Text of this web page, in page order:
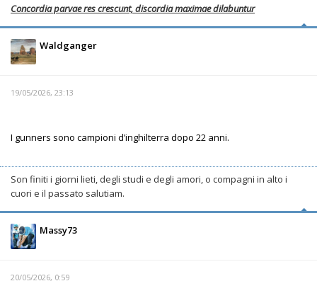
Concordia parvae res crescunt, discordia maximae dilabuntur
Waldganger
19/05/2026, 23:13
I gunners sono campioni d’inghilterra dopo 22 anni.
Son finiti i giorni lieti, degli studi e degli amori, o compagni in alto i
cuori e il passato salutiam.
Massy73
20/05/2026, 0:59